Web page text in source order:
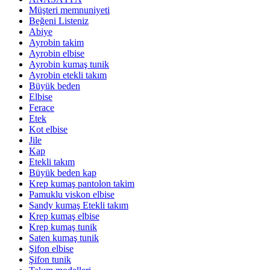
Müşteri memnuniyeti
Beğeni Listeniz
Abiye
Ayrobin takim
Ayrobin elbise
Ayrobin kumaş tunik
Ayrobin etekli takım
Büyük beden
Elbise
Ferace
Etek
Kot elbise
Jile
Kap
Etekli takım
Büyük beden kap
Krep kumaş pantolon takim
Pamuklu viskon elbise
Sandy kumaş Etekli takım
Krep kumaş elbise
Krep kumaş tunik
Saten kumaş tunik
Şifon elbise
Şifon tunik